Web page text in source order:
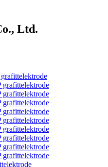
Ltd.
grafittelektrode
grafittelektrode
grafittelektrode
grafittelektrode
grafittelektrode
grafittelektrode
grafittelektrode
grafittelektrode
grafittelektrode